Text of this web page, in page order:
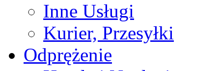
Inne Usługi
Kurier, Przesyłki
Odprężenie